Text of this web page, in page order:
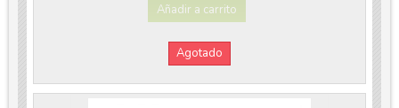
Añadir a carrito
Agotado